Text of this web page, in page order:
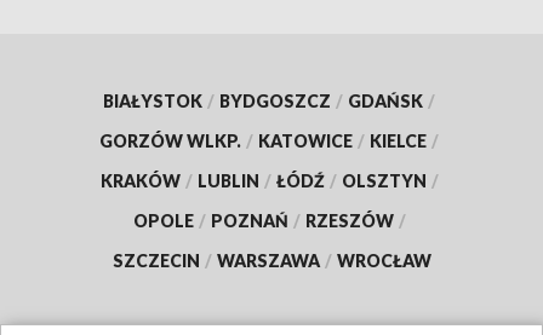
BIAŁYSTOK / BYDGOSZCZ / GDAŃSK /
GORZÓW WLKP. / KATOWICE / KIELCE /
KRAKÓW / LUBLIN / ŁÓDŹ / OLSZTYN /
OPOLE / POZNAŃ / RZESZÓW /
SZCZECIN / WARSZAWA / WROCŁAW